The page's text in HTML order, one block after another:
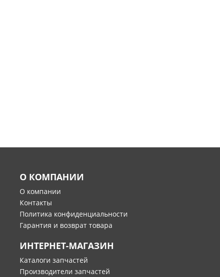
О КОМПАНИИ
О компании
Контакты
Политика конфиденциальности
Гарантия и возврат товара
ИНТЕРНЕТ-МАГАЗИН
Каталоги запчастей
Производители запчастей